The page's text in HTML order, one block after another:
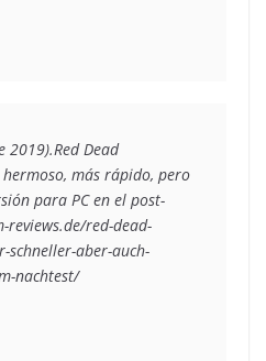
2019).Red Dead
más rápido, pero
para PC en el post-
red-dead-
schneller-aber-auch-
nachtest/